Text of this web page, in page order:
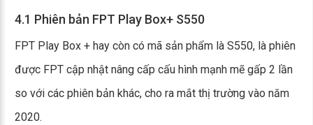
4.1 Phiên bản FPT Play Box+ S550
FPT Play Box + hay còn có mã sản phẩm là S550, là phiên
được FPT cập nhật nâng cấp cấu hình mạnh mẽ gấp 2 lần
so với các phiên bản khác, cho ra mắt thị trường vào năm
2020.